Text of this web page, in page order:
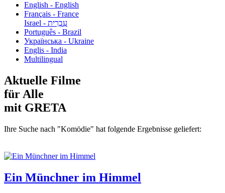
English - English
Français - France
עִבְרִית - Israel
Português - Brazil
Українська - Ukraine
Englis - India
Multilingual
Aktuelle Filme
für Alle
mit GRETA
Ihre Suche nach "Komödie" hat folgende Ergebnisse geliefert:
Ein Münchner im Himmel